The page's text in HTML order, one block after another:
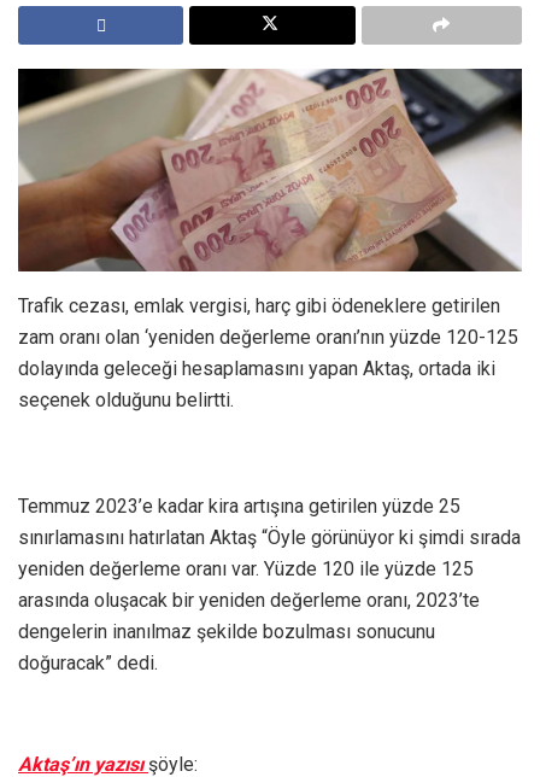
Trafik cezası, emlak vergisi, harç gibi ödeneklere getirilen
zam oranı olan ‘yeniden değerleme oranı’nın yüzde 120-125
dolayında geleceği hesaplamasını yapan Aktaş, ortada iki
seçenek olduğunu belirtti.
Temmuz 2023’e kadar kira artışına getirilen yüzde 25
sınırlamasını hatırlatan Aktaş “Öyle görünüyor ki şimdi sırada
yeniden değerleme oranı var. Yüzde 120 ile yüzde 125
arasında oluşacak bir yeniden değerleme oranı, 2023’te
dengelerin inanılmaz şekilde bozulması sonucunu
doğuracak” dedi.
Aktaş’ın yazısışöyle: